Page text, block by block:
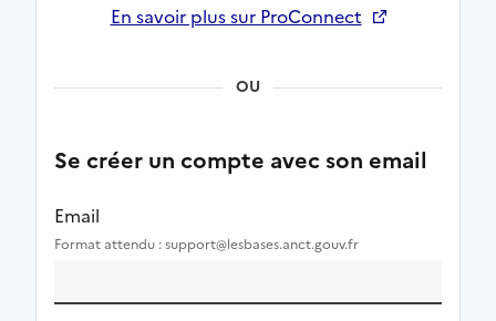
En savoir plus sur ProConnect
OU
Se créer un compte avec son email
Email
Format attendu : support@lesbases.anct.gouv.fr